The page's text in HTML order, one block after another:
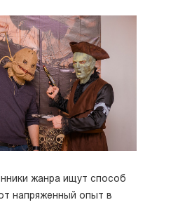
жанра ищут способ
напряженный опыт в